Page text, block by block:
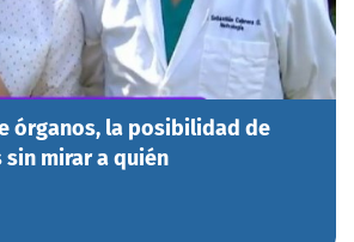
órganos, la posibilidad de
mirar a quién